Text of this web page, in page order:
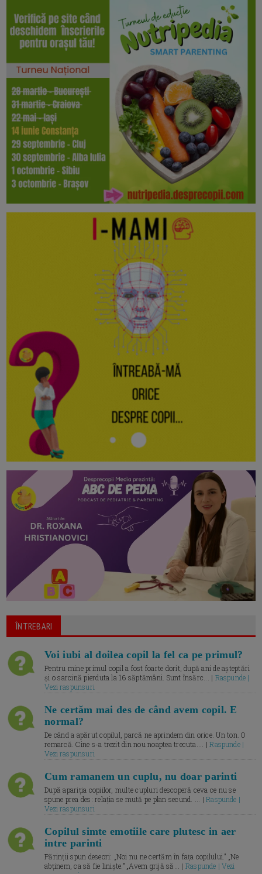
ÎNTREBARI
Voi iubi al doilea copil la fel ca pe primul?
Pentru mine primul copil a fost foarte dorit, după ani de așteptări
și o sarcină pierduta la 16 săptămâni. Sunt însărc... | Raspunde |
Vezi raspunsuri
Ne certăm mai des de când avem copil. E
normal?
De când a apărut copilul, parcă ne aprindem din orice. Un ton. O
remarcă. Cine s-a trezit din nou noaptea trecuta.... |Raspunde |
Vezi raspunsuri
Cum ramanem un cuplu, nu doar parinti
După apariția copiilor, multe cupluri descoperă ceva ce nu se
spune prea des: relația se mută pe plan secund. ... |Raspunde |
Vezi raspunsuri
Copilul simte emotiile care plutesc in aer
intre parinti
Părinții spun deseori: „Noi nu ne certăm în fața copilului.” „Ne
abținem, ca să fie liniște.” „Avem grijă să... | Raspunde | Vezi